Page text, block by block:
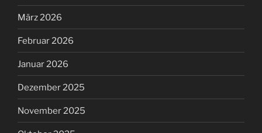
März 2026
Februar 2026
Januar 2026
Dezember 2025
November 2025